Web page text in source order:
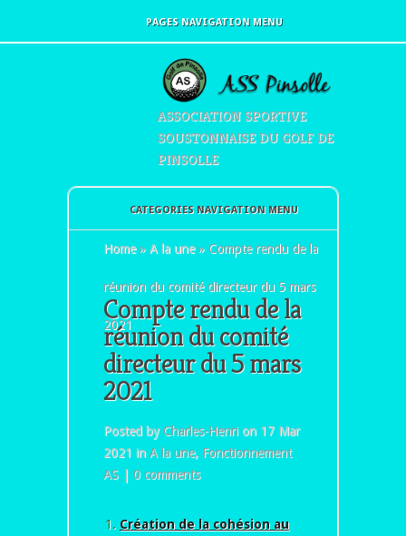
PAGES NAVIGATION MENU
ASSOCIATION SPORTIVE
SOUSTONNAISE DU GOLF DE
PINSOLLE
CATEGORIES NAVIGATION MENU
Home » A la une » Compte rendu de la
réunion du comité directeur du 5 mars
2021
Compte rendu de la
réunion du comité
directeur du 5 mars
2021
Posted byCharles-Henrion 17 Mar
2021 inA la une, Fonctionnement
AS| 0 comments
Création de la cohésion au